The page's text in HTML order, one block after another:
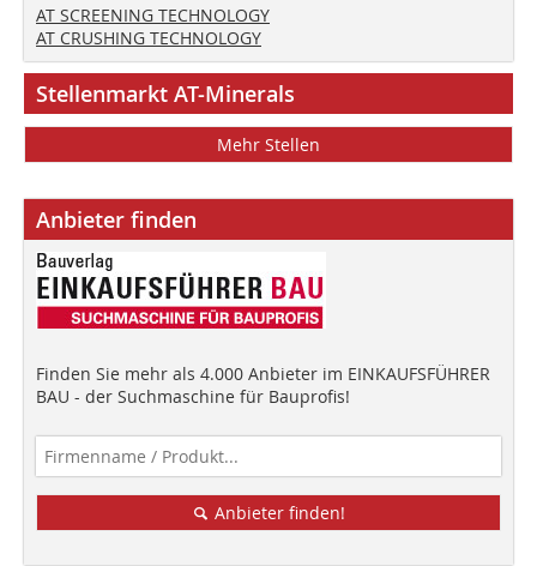
AT SCREENING TECHNOLOGY
AT CRUSHING TECHNOLOGY
Stellenmarkt AT-Minerals
Mehr Stellen
Anbieter finden
Finden Sie mehr als 4.000 Anbieter im EINKAUFSFÜHRER
BAU - der Suchmaschine für Bauprofis!
Anbieter finden!